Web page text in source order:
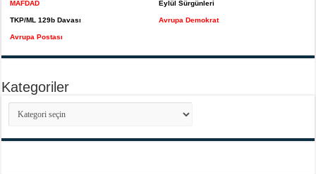
MAFDAD
TKP/ML 129b Davası
Avrupa Postası
Eylül Sürgünleri
Avrupa Demokrat
Kategoriler
Kategoriler